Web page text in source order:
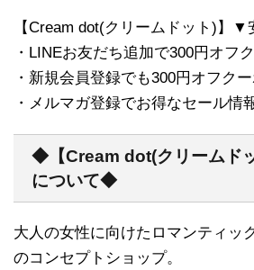
【Cream dot(クリームドット)】▼
・LINEお友だち追加で300円オフ
・新規会員登録でも300円オフク
・メルマガ登録でお得なセール情
◆【Cream dot(クリームド
について◆
大人の女性に向けたロマンティッ
のコンセプトショップ。